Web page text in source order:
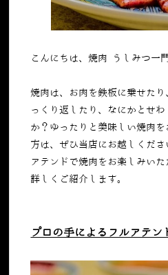
こんにちは、焼肉 うしみつ一
焼肉は、お肉を鉄板に乗せた
っくり返したり、なにかとせ
か？ゆったりと美味しい焼肉
方は、ぜひ当店にお越しくだ
アテンドで焼肉をお楽しみいた
詳しくご紹介します。
プロの手によるフルアテン